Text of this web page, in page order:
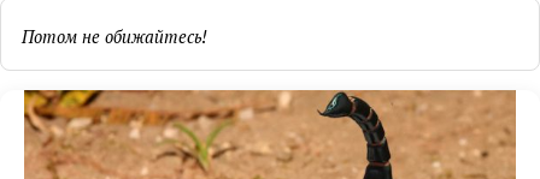
Потом не обижайтесь!